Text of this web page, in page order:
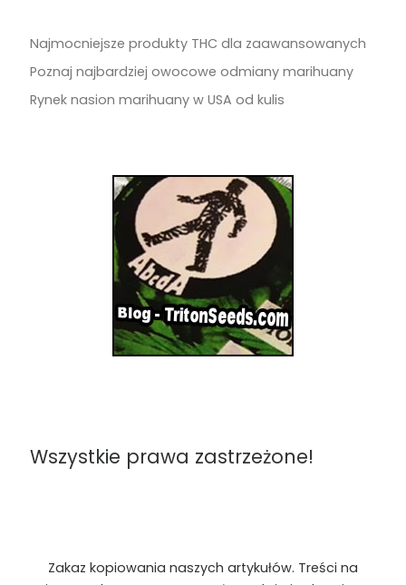
Najmocniejsze produkty THC dla zaawansowanych
Poznaj najbardziej owocowe odmiany marihuany
Rynek nasion marihuany w USA od kulis
Wszystkie prawa zastrzeżone!
Zakaz kopiowania naszych artykułów. Treści na